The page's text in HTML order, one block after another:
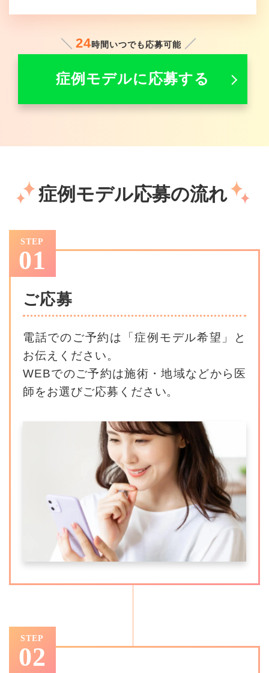
24時間いつでも応募可能
症例モデルに応募する
症例モデル応募の流れ
STEP
01
ご応募
電話でのご予約は「症例モデル希望」と
お伝えください。
WEBでのご予約は施術・地域などから医
師をお選びご応募ください。
STEP
02